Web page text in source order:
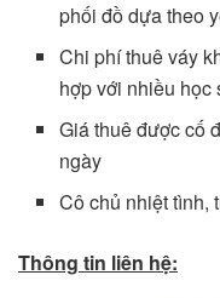
phối đồ dựa theo
Chi phí thuê váy
hợp với nhiều học
Giá thuê được cố
ngày
Cô chủ nhiệt tình,
Thông tin liên hệ: